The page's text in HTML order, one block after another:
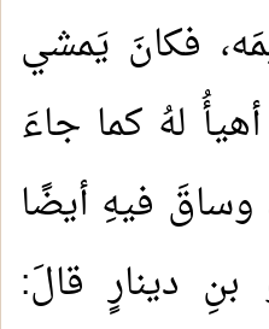
فكانَ يَمشي
لهُ كما جاءَ
وساقَ فيهِ أيضًا
دينارٍ قالَ: